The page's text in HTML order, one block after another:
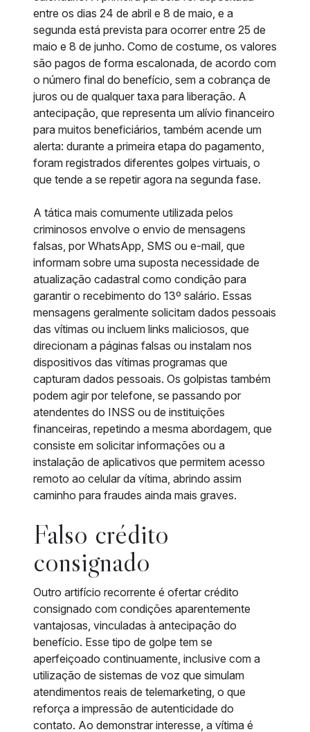
entre os dias 24 de abril e 8 de maio, e a
segunda está prevista para ocorrer entre 25 de
maio e 8 de junho. Como de costume, os valores
são pagos de forma escalonada, de acordo com
o número final do benefício, sem a cobrança de
juros ou de qualquer taxa para liberação. A
antecipação, que representa um alívio financeiro
para muitos beneficiários, também acende um
alerta: durante a primeira etapa do pagamento,
foram registrados diferentes golpes virtuais, o
que tende a se repetir agora na segunda fase.
A tática mais comumente utilizada pelos
criminosos envolve o envio de mensagens
falsas, por WhatsApp, SMS ou e-mail, que
informam sobre uma suposta necessidade de
atualização cadastral como condição para
garantir o recebimento do 13º salário. Essas
mensagens geralmente solicitam dados pessoais
das vítimas ou incluem links maliciosos, que
direcionam a páginas falsas ou instalam nos
dispositivos das vítimas programas que
capturam dados pessoais. Os golpistas também
podem agir por telefone, se passando por
atendentes do INSS ou de instituições
financeiras, repetindo a mesma abordagem, que
consiste em solicitar informações ou a
instalação de aplicativos que permitem acesso
remoto ao celular da vítima, abrindo assim
caminho para fraudes ainda mais graves.
Falso crédito
consignado
Outro artifício recorrente é ofertar crédito
consignado com condições aparentemente
vantajosas, vinculadas à antecipação do
benefício. Esse tipo de golpe tem se
aperfeiçoado continuamente, inclusive com a
utilização de sistemas de voz que simulam
atendimentos reais de telemarketing, o que
reforça a impressão de autenticidade do
contato. Ao demonstrar interesse, a vítima é